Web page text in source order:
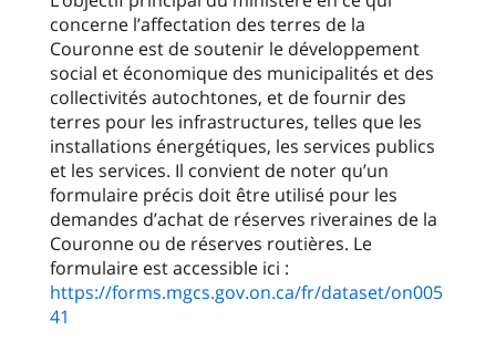
concerne l’affectation des terres de la
Couronne est de soutenir le développement
social et économique des municipalités et des
collectivités autochtones, et de fournir des
terres pour les infrastructures, telles que les
installations énergétiques, les services publics
et les services. Il convient de noter qu’un
formulaire précis doit être utilisé pour les
demandes d’achat de réserves riveraines de la
Couronne ou de réserves routières. Le
formulaire est accessible ici :
https://forms.mgcs.gov.on.ca/fr/dataset/on005
41